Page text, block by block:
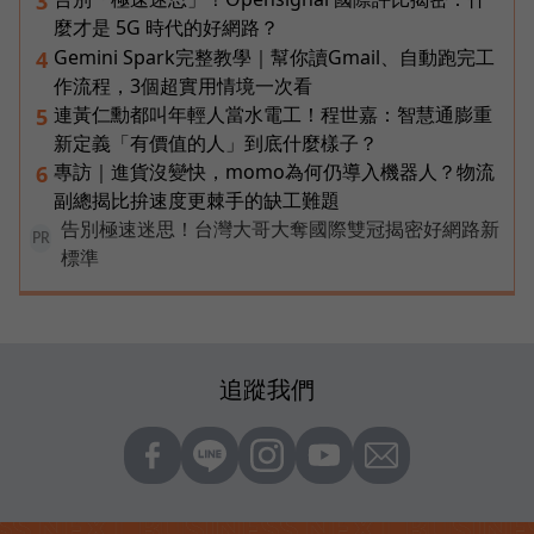
麼才是 5G 時代的好網路？
4 Gemini Spark完整教學｜幫你讀Gmail、自動跑完工
作流程，3個超實用情境一次看
5 連黃仁勳都叫年輕人當水電工！程世嘉：智慧通膨重
新定義「有價值的人」到底什麼樣子？
6 專訪｜進貨沒變快，momo為何仍導入機器人？物流
副總揭比拚速度更棘手的缺工難題
PR
告別極速迷思！台灣大哥大奪國際雙冠揭密好網路新
標準
追蹤我們